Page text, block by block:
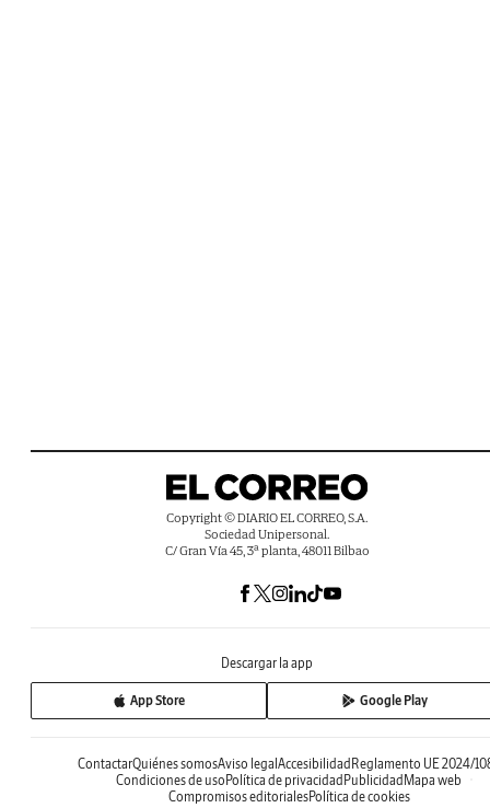
Copyright © DIARIO EL CORREO, S.A.
Sociedad Unipersonal.
C/ Gran Vía 45, 3ª planta, 48011 Bilbao
Descargar la app
App Store Google Play
ContactarQuiénes somosAviso legal Accesibilidad Reglamento UE 2024/
Condiciones de uso Política de privacidad Publicidad Mapa web
Compromisos editorialesPolítica de cookies